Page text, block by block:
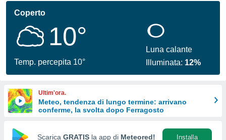
per
le
di
Web
le
Coperto
10°
Temp. percepita 10°
Luna calante
Illuminata: 12%
Ultim'ora.
Meteo, tendenza di lungo termine: arrivano
conferme, la svolta dopo Ferragosto
Scarica GRATIS la app di Meteored! Installa